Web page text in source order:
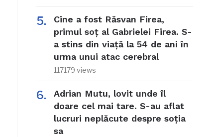
Cine a fost Răsvan Firea,
primul soț al Gabrielei Firea. S-
a stins din viață la 54 de ani în
urma unui atac cerebral
117179 views
Adrian Mutu, lovit unde îl
doare cel mai tare. S-au aflat
lucruri neplăcute despre soția
sa